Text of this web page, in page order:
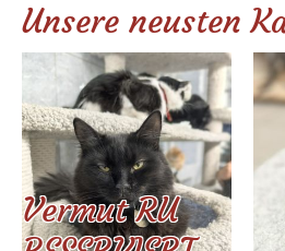
Unsere neusten
Vermut RU